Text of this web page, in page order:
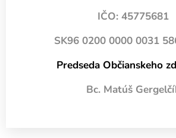
IČO: 45775681
SK96 0200 0000 0031
Predseda Občianskeho
Bc. Matúš